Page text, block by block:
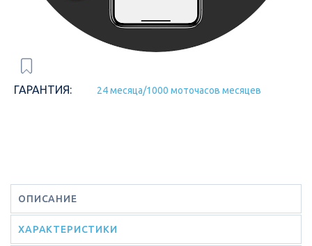
ГАРАНТИЯ: 24 месяца/1000 моточасов месяцев
ОПИСАНИЕ
ХАРАКТЕРИСТИКИ